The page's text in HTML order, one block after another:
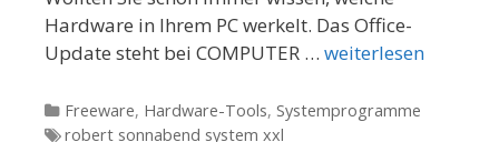
Hardware in Ihrem PC werkelt. Das Office-
Update steht bei COMPUTER … weiterlesen
Kategorien
Freeware, Hardware-Tools, Systemprogramme
Tags
robert sonnabend system xxl